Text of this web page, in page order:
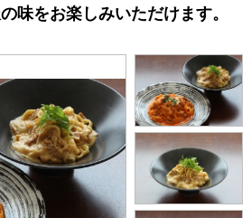
味をお楽しみいただけます。